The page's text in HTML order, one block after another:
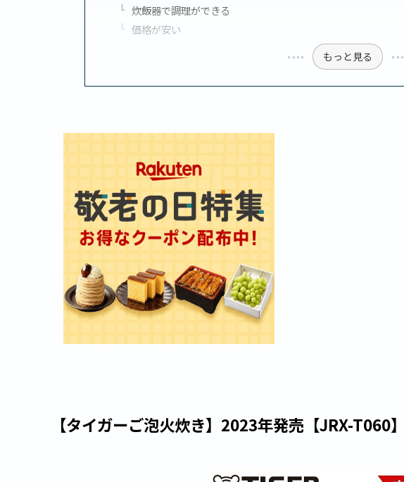
炊飯器で調理ができる
価格が安い
もっと見る
【タイガーご泡火炊き】2023年発売【JRX-T060】